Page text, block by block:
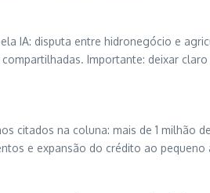
IA: disputa entre hidronegócio e
Importante: deixar
na coluna: mais de 1 milhão
e expansão do crédito ao pequeno